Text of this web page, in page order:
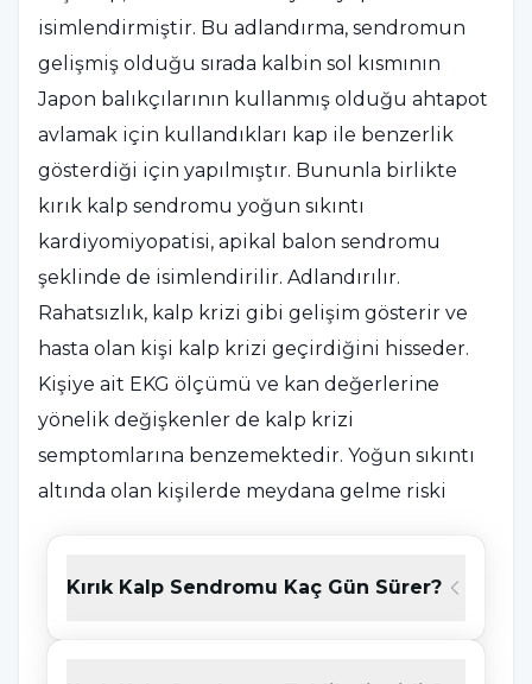
isimlendirmiştir. Bu adlandırma, sendromun
gelişmiş olduğu sırada kalbin sol kısmının
Japon balıkçılarının kullanmış olduğu ahtapot
avlamak için kullandıkları kap ile benzerlik
gösterdiği için yapılmıştır. Bununla birlikte
kırık kalp sendromu yoğun sıkıntı
kardiyomiyopatisi, apikal balon sendromu
şeklinde de isimlendirilir. Adlandırılır.
Rahatsızlık, kalp krizi gibi gelişim gösterir ve
hasta olan kişi kalp krizi geçirdiğini hisseder.
Kişiye ait EKG ölçümü ve kan değerlerine
yönelik değişkenler de kalp krizi
semptomlarına benzemektedir. Yoğun sıkıntı
altında olan kişilerde meydana gelme riski
kaybetmesi, terk edilmesi, ya da ayrılma gibi
Kırık Kalp Sendromu Kaç Gün Sürer?